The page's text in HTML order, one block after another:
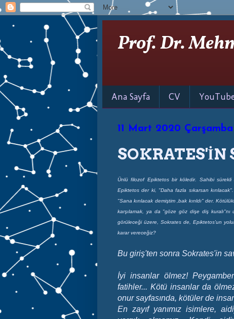
Prof. Dr.
Ana Sayfa CV
11 Mart 2020 Çarşamba
Ünlü filozof Epiktetos bir köledir. Sahibi sürekli
Epiktetos der ki, "Daha fazla sıkarsan
"Sana kırılacak demiştim ,bak kırıldı" der.
karşılamak, ya da "göze göz dişe diş
görüleceği üzere, Sokrates de, Epiktetos'un
karar vereceğiz?
Bu giriş'ten sonra Sokrates'in
İyi insanlar ölmez!
fatihler... Kötü insanlar da
onur sayfasında, kötüler de
En zayıf yanımız isimlere,